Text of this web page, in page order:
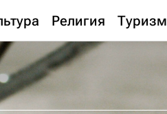
Религия Туризм